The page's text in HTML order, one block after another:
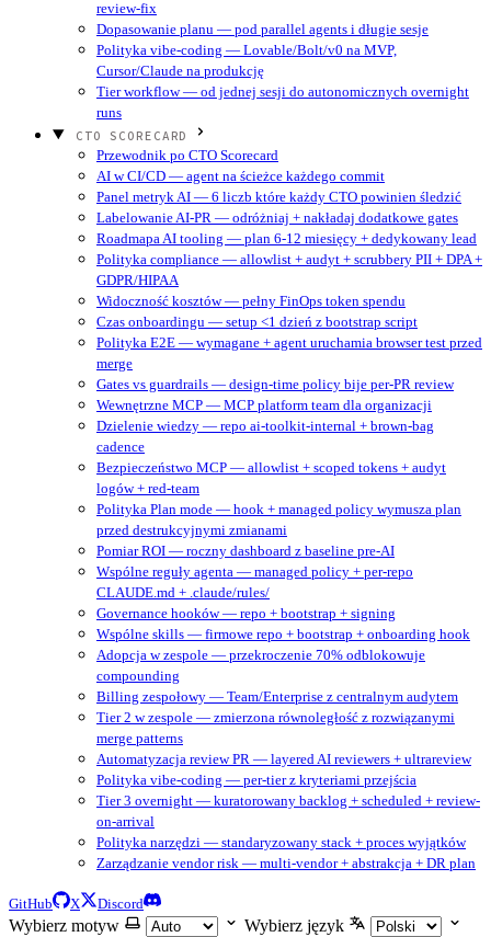
review-fix
Dopasowanie planu — pod parallel agents i długie sesje
Polityka vibe-coding — Lovable/Bolt/v0 na MVP,
Cursor/Claude na produkcję
Tier workflow — od jednej sesji do autonomicznych overnight
runs
CTO SCORECARD
Przewodnik po CTO Scorecard
AI w CI/CD — agent na ścieżce każdego commit
Panel metryk AI — 6 liczb które każdy CTO powinien śledzić
Labelowanie AI-PR — odróżniaj + nakładaj dodatkowe gates
Roadmapa AI tooling — plan 6-12 miesięcy + dedykowany lead
Polityka compliance — allowlist + audyt + scrubbery PII + DPA +
GDPR/HIPAA
Widoczność kosztów — pełny FinOps token spendu
Czas onboardingu — setup <1 dzień z bootstrap script
Polityka E2E — wymagane + agent uruchamia browser test przed
merge
Gates vs guardrails — design-time policy bije per-PR review
Wewnętrzne MCP — MCP platform team dla organizacji
Dzielenie wiedzy — repo ai-toolkit-internal + brown-bag
cadence
Bezpieczeństwo MCP — allowlist + scoped tokens + audyt
logów + red-team
Polityka Plan mode — hook + managed policy wymusza plan
przed destrukcyjnymi zmianami
Pomiar ROI — roczny dashboard z baseline pre-AI
Wspólne reguły agenta — managed policy + per-repo
CLAUDE.md + .claude/rules/
Governance hooków — repo + bootstrap + signing
Wspólne skills — firmowe repo + bootstrap + onboarding hook
Adopcja w zespole — przekroczenie 70% odblokowuje
compounding
Billing zespołowy — Team/Enterprise z centralnym audytem
Tier 2 w zespole — zmierzona równoległość z rozwiązanymi
merge patterns
Automatyzacja review PR — layered AI reviewers + ultrareview
Polityka vibe-coding — per-tier z kryteriami przejścia
Tier 3 overnight — kuratorowany backlog + scheduled + review-
on-arrival
Polityka narzędzi — standaryzowany stack + proces wyjątków
Zarządzanie vendor risk — multi-vendor + abstrakcja + DR plan
GitHub X Discord
Wybierz motyw Wybierz język